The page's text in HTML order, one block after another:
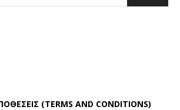
(TERMS AND CONDITIONS)